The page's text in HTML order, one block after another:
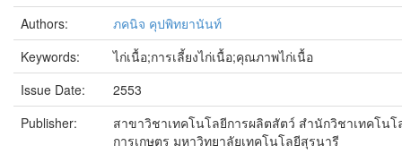
Authors:
ภคนิจ คุปพิทยานันท์
Keywords:
ไก่เนื้อ;การเลี้ยงไก่เนื้อ;คุณภาพไก่เนื้อ
Issue Date:
2553
Publisher:
สาขาวิชาเทคโนโลยีการผลิตสัตว์ สำนักวิชาเทคโนโ
การเกษตร มหาวิทยาลัยเทคโนโลยีสุรนารี